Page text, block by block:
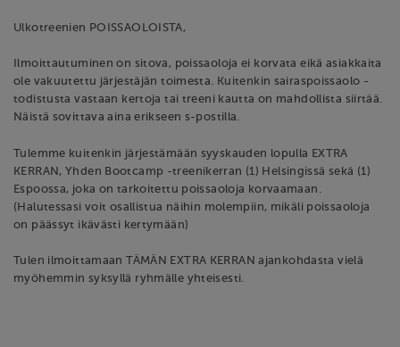
Ulkotreenien POISSAOLOISTA,
Ilmoittautuminen on sitova, poissaoloja ei korvata eikä asiakkaita
ole vakuutettu järjestäjän toimesta. Kuitenkin sairaspoissaolo -
todistusta vastaan kertoja tai treeni kautta on mahdollista siirtää.
Näistä sovittava aina erikseen s-postilla.
Tulemme kuitenkin järjestämään syyskauden lopulla EXTRA
KERRAN, Yhden Bootcamp -treenikerran (1) Helsingissä sekä (1)
Espoossa, joka on tarkoitettu poissaoloja korvaamaan.
(Halutessasi voit osallistua näihin molempiin, mikäli poissaoloja
on päässyt ikävästi kertymään)
Tulen ilmoittamaan TÄMÄN EXTRA KERRAN ajankohdasta vielä
myöhemmin syksyllä ryhmälle yhteisesti.